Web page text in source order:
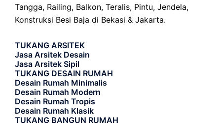
Tangga, Railing, Balkon, Teralis, Pintu, Jendela,
Konstruksi Besi Baja di Bekasi & Jakarta.
TUKANG ARSITEK
Jasa Arsitek Desain
Jasa Arsitek Sipil
TUKANG DESAIN RUMAH
Desain Rumah Minimalis
Desain Rumah Modern
Desain Rumah Tropis
Desain Rumah Klasik
TUKANG BANGUN RUMAH